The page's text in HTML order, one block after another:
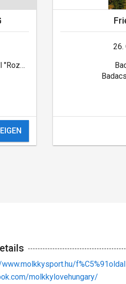
Zalaegerszeg - Zrínyi Secondary School "Rozsnyoi"
26.
f%C5%91oldal
molkkylovehungary/